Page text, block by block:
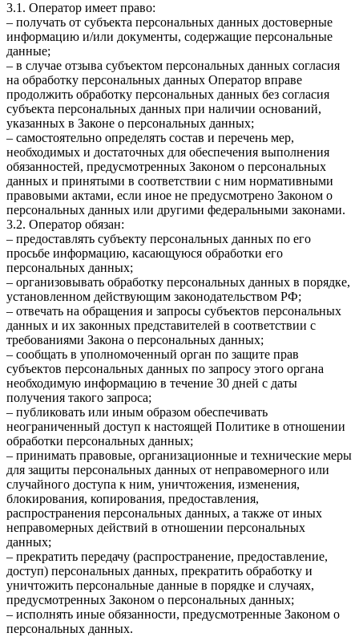
3.1. Оператор имеет право:
– получать от субъекта персональных данных достоверные
информацию и/или документы, содержащие персональные
данные;
– в случае отзыва субъектом персональных данных согласия
на обработку персональных данных Оператор вправе
продолжить обработку персональных данных без согласия
субъекта персональных данных при наличии оснований,
указанных в Законе о персональных данных;
– самостоятельно определять состав и перечень мер,
необходимых и достаточных для обеспечения выполнения
обязанностей, предусмотренных Законом о персональных
данных и принятыми в соответствии с ним нормативными
правовыми актами, если иное не предусмотрено Законом о
персональных данных или другими федеральными законами.
3.2. Оператор обязан:
– предоставлять субъекту персональных данных по его
просьбе информацию, касающуюся обработки его
персональных данных;
– организовывать обработку персональных данных в порядке,
установленном действующим законодательством РФ;
– отвечать на обращения и запросы субъектов персональных
данных и их законных представителей в соответствии с
требованиями Закона о персональных данных;
– сообщать в уполномоченный орган по защите прав
субъектов персональных данных по запросу этого органа
необходимую информацию в течение 30 дней с даты
получения такого запроса;
– публиковать или иным образом обеспечивать
неограниченный доступ к настоящей Политике в отношении
обработки персональных данных;
– принимать правовые, организационные и технические меры
для защиты персональных данных от неправомерного или
случайного доступа к ним, уничтожения, изменения,
блокирования, копирования, предоставления,
распространения персональных данных, а также от иных
неправомерных действий в отношении персональных
данных;
– прекратить передачу (распространение, предоставление,
доступ) персональных данных, прекратить обработку и
уничтожить персональные данные в порядке и случаях,
предусмотренных Законом о персональных данных;
– исполнять иные обязанности, предусмотренные Законом о
персональных данных.